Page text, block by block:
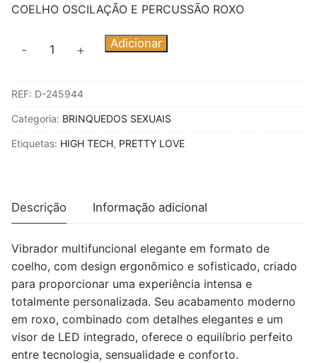
COELHO OSCILAÇÃO E PERCUSSÃO ROXO
Quantidade
LOVE
-
VIBRADOR
OSCILAÇÃO
ROXO
- + Adicionar
REF: D-245944
Categoria: BRINQUEDOS SEXUAIS
Etiquetas: HIGH TECH, PRETTY LOVE
Descrição Informação adicional
Vibrador multifuncional elegante em formato de
coelho, com design ergonômico e sofisticado, criado
para proporcionar uma experiência intensa e
totalmente personalizada. Seu acabamento moderno
em roxo, combinado com detalhes elegantes e um
visor de LED integrado, oferece o equilíbrio perfeito
entre tecnologia, sensualidade e conforto.